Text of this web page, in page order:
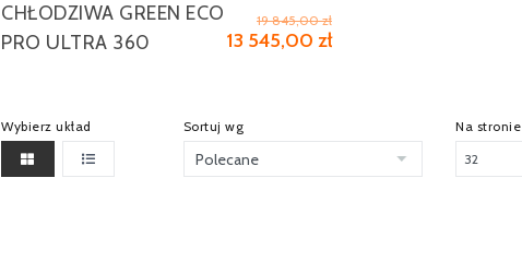
CHŁODZIWA GREEN ECO
PRO ULTRA 360
19 845,00 zł
13 545,00 zł
Wybierz układ Sortuj wg Na stronie